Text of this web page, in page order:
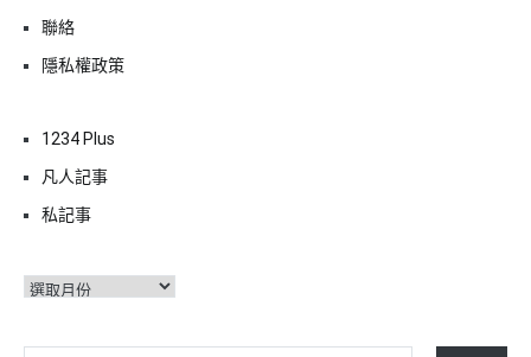
聯絡
隱私權政策
1234 Plus
凡人記事
私記事
彙
輸入你的電子郵件地址…